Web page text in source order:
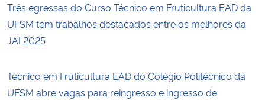
Três egressas do Curso Técnico em Fruticultura EAD da
UFSM têm trabalhos destacados entre os melhores da
JAI 2025
Técnico em Fruticultura EAD do Colégio Politécnico da
UFSM abre vagas para reingresso e ingresso de